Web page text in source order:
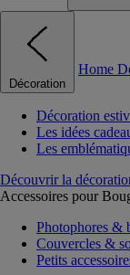
Décoration
Home
Décoration
Les idées
Les
Découvrir la
Accessoires pour
Photophores &
Couvercles &
Petits